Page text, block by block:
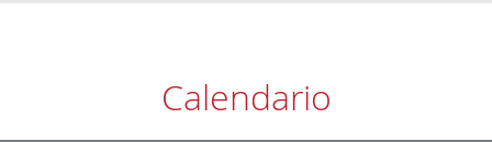
Calendario